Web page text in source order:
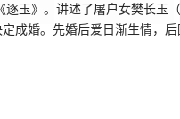
玉》。讲述了屠户女樊长玉
成婚。先婚后爱日渐生情，